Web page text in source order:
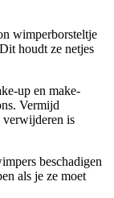
wimperborsteltje
houdt ze netjes
up en make-
Vermijd
verwijderen is
beschadigen
als je ze moet